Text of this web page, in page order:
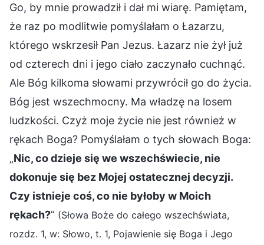
Go, by mnie prowadził i dał mi wiarę. Pamiętam,
że raz po modlitwie pomyślałam o Łazarzu,
którego wskrzesił Pan Jezus. Łazarz nie żył już
od czterech dni i jego ciało zaczynało cuchnąć.
Ale Bóg kilkoma słowami przywrócił go do życia.
Bóg jest wszechmocny. Ma władzę na losem
ludzkości. Czyż moje życie nie jest również w
rękach Boga? Pomyślałam o tych słowach Boga:
„Nic, co dzieje się we wszechświecie, nie
dokonuje się bez Mojej ostatecznej decyzji.
Czy istnieje coś, co nie byłoby w Moich
rękach?” (Słowa Boże do całego wszechświata,
rozdz. 1, w: Słowo, t. 1, Pojawienie się Boga i Jego